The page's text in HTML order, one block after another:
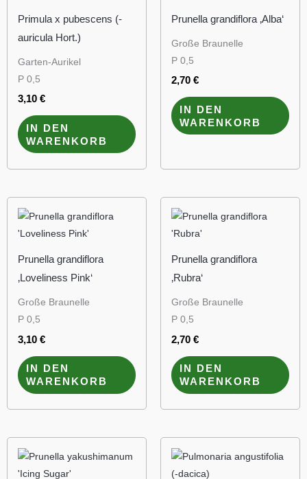
Primula x pubescens (-
auricula Hort.)
Garten-Aurikel
P 0,5
3,10 €
IN DEN
WARENKORB
Prunella grandiflora ‚Alba‘
Große Braunelle
P 0,5
2,70 €
IN DEN
WARENKORB
Prunella grandiflora
‚Loveliness Pink‘
Große Braunelle
P 0,5
3,10 €
IN DEN
WARENKORB
Prunella grandiflora
‚Rubra‘
Große Braunelle
P 0,5
2,70 €
IN DEN
WARENKORB